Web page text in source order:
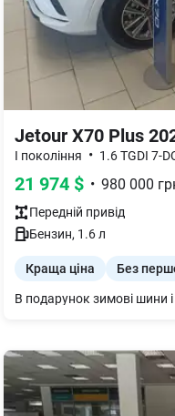
Jetour X70 Plus
I покоління • 1.6 TGDI 7-
21 974 $ • 980 000
Передній привід
Бензин, 1.6л
Краща ціна Без